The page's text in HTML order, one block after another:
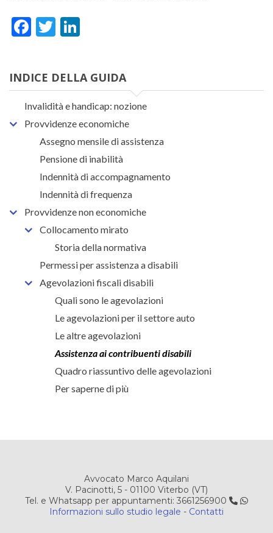
Facebook
Twitter
INDICE DELLA GUIDA
Invalidità e handicap: nozione
Provvidenze economiche
Assegno mensile di assistenza
Pensione di inabilità
Indennità di accompagnamento
Indennità di frequenza
Provvidenze non economiche
Collocamento mirato
Storia della normativa
Permessi per assistenza a disabili
Agevolazioni fiscali disabili
Quali sono le agevolazioni
Le agevolazioni per il settore auto
Le altre agevolazioni
Assistenza ai contribuenti disabili
Quadro riassuntivo delle agevolazioni
Per saperne di più
Avvocato Marco Aquilani
V. Pacinotti, 5 - 01100 Viterbo (VT)
Tel. e Whatsapp per appuntamenti: 3661256900
Informazioni sullo studio legale - Contatti